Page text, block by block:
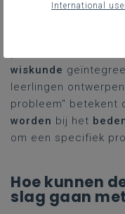
Leerplandoel
wiskunde
leerlingen
probleem" betekent
worden bij het
om een specifiek
Hoe kunnen
slag gaan
International